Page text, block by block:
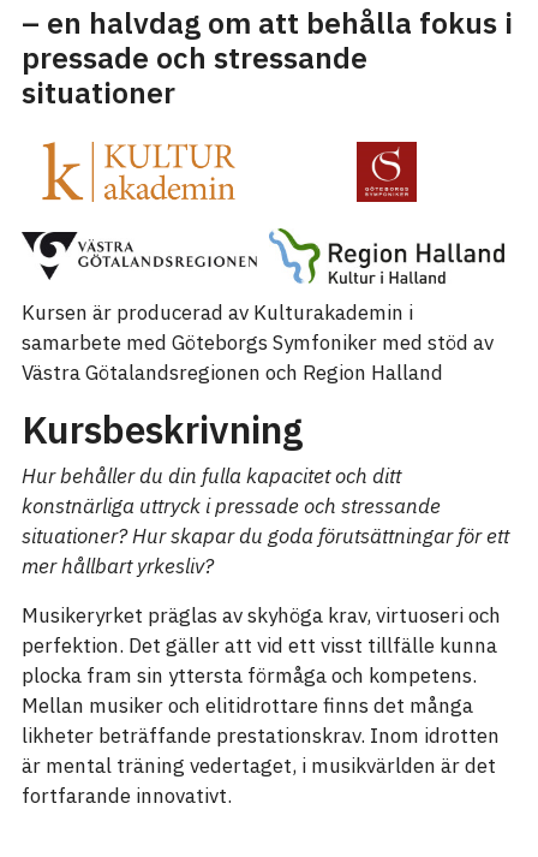
– en halvdag om att behålla fokus i
pressade och stressande
situationer
Kursen är producerad av Kulturakademin i
samarbete med Göteborgs Symfoniker med stöd av
Västra Götalandsregionen och Region Halland
Kursbeskrivning
Hur behåller du din fulla kapacitet och ditt
konstnärliga uttryck i pressade och stressande
situationer? Hur skapar du goda förutsättningar för ett
mer hållbart yrkesliv?
Musikeryrket präglas av skyhöga krav, virtuoseri och
perfektion. Det gäller att vid ett visst tillfälle kunna
plocka fram sin yttersta förmåga och kompetens.
Mellan musiker och elitidrottare finns det många
likheter beträffande prestationskrav. Inom idrotten
är mental träning vedertaget, i musikvärlden är det
fortfarande innovativt.